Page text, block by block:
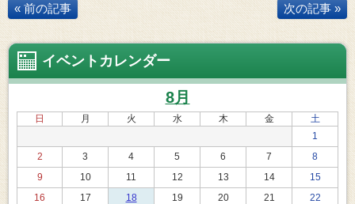
« 前の記事 次の記事 »
イベントカレンダー
8月
日 月 火 水 木 金
土
1
2
3 4 5 6 7
8
9
10 11 12 13 14
15
16
17 18 19 20 21
22